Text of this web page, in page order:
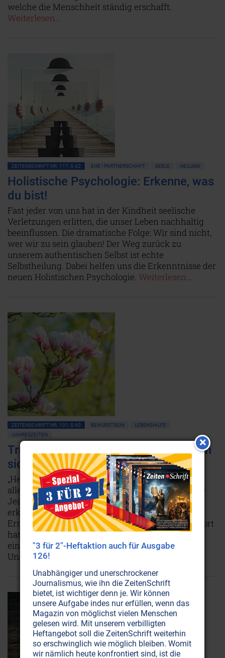
welche die Menschheit ständig erschafft.
Weiterlesen...
ZEITENSCHRIFT NR. 117, S.42 EHE • PARTNERSCHAFT SEELE HEILUNG
Holistische Psychologie: Erkenne, was
du bist!
Fast jeder von uns hat in der Kindheit seelische
Verletzungen erlitten, die unser Leben nachhaltig
beeinflussen. Die dramatische Folge: Wir sind nicht,
wer wir zu sein glauben! Der Weg zurück zu
unserem authentischen Selbst ist echte
Selbstheilung. Dabei helfen uns die Erkenntnisse der
neuen Holistischen Psychologie. Weiterlesen...
ZEITENSCHRIFT NR. 101, S.60 BEWUSSTSEIN
LEBENSHILFE
JAHRESZEITEN
Tragen Sie auch schon den Frühling in
sich?
„Heiterkeit des Herzens schließt wie der Frühling
alle Blüten des Inneren auf“, dichtete der Franzose
Jean Paul, und der Maler Vincent van Gogh
erkannte: „Wandlung ist notwendig wie die
Erneuerung der Blätter im Frühling.“ Das letzte Wort
hat jedoch Henry David Thoreau: „Der Frühling ist
eine echte Auferstehung und ein Stück
Unsterblichkeit.“
"3 für 2"-Heftaktion auch für Ausgabe
126!
Unabhängiger und unerschrockener
Journalismus, wie ihn die ZeitenSchrift
bietet, ist wichtiger denn je. Wir können
unsere Aufgabe indes nur erfüllen, wenn das
Magazin von möglichst vielen Menschen
gelesen wird. Mit unserem verbilligten
Heftangebot soll die ZeitenSchrift weiterhin
so erschwinglich wie möglich bleiben. Womit
wir nämlich heute konfrontiert sind, ist die